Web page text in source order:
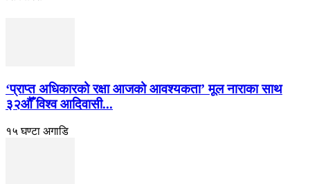
‘प्राप्त अधिकारको रक्षा आजको आवश्यकता’ मूल नाराका साथ
३२औँ विश्व आदिवासी...
१५ घण्टा अगाडि